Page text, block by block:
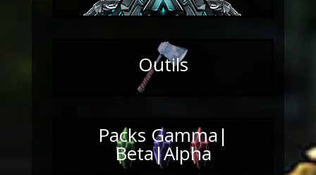
Outils
Packs Gamma|
Beta|Alpha